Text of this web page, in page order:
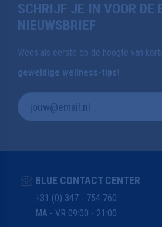
SCHRIJF JE IN VOOR DE
NIEUWSBRIEF
Wees als eerste op de hoogte van
geweldige wellness-tips!
BLUE CONTACT CENTER
+31 (0) 347 - 754 760
MA - VR 09:00 - 21:00